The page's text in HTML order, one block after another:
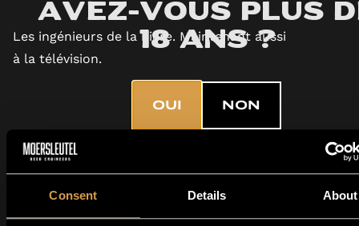
Consent Details About
Avez-vous plus
18 ans ?
OUI NON
Les ingénieurs de la bière. Maintenant aussi
à la télévision.
En savoir plus